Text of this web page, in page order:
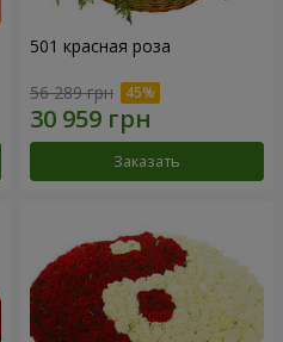
501 красная роза
56 289 грн
Заказать